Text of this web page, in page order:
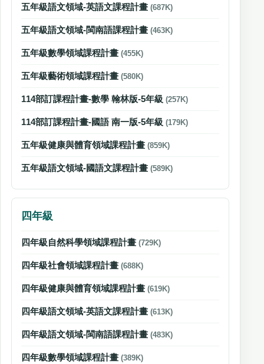
五年級語文領域-英語文課程計畫 (687K)
五年級語文領域-閩南語課程計畫 (463K)
五年級數學領域課程計畫 (455K)
五年級藝術領域課程計畫 (580K)
114部訂課程計畫-數學 翰林版-5年級 (257K)
114部訂課程計畫-國語 南一版-5年級 (179K)
五年級健康與體育領域課程計畫 (859K)
五年級語文領域-國語文課程計畫 (589K)
四年級
四年級自然科學領域課程計畫 (729K)
四年級社會領域課程計畫 (688K)
四年級健康與體育領域課程計畫 (619K)
四年級語文領域-英語文課程計畫 (613K)
四年級語文領域-閩南語課程計畫 (483K)
四年級數學領域課程計畫 (389K)